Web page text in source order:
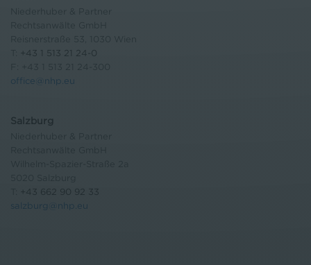
Niederhuber & Partner
+43 1 513 21 24-0
office@nhp.eu
Salzburg
+43 662 90 92 33
salzburg@nhp.eu